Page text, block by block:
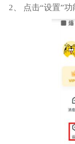
2、 点击“设置”功